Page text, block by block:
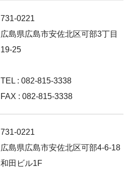
731-0221
広島県広島市安佐北区可部3丁目
19-25
TEL : 082-815-3338
FAX : 082-815-3338
731-0221
広島県広島市安佐北区可部4-6-18
和田ビル1F